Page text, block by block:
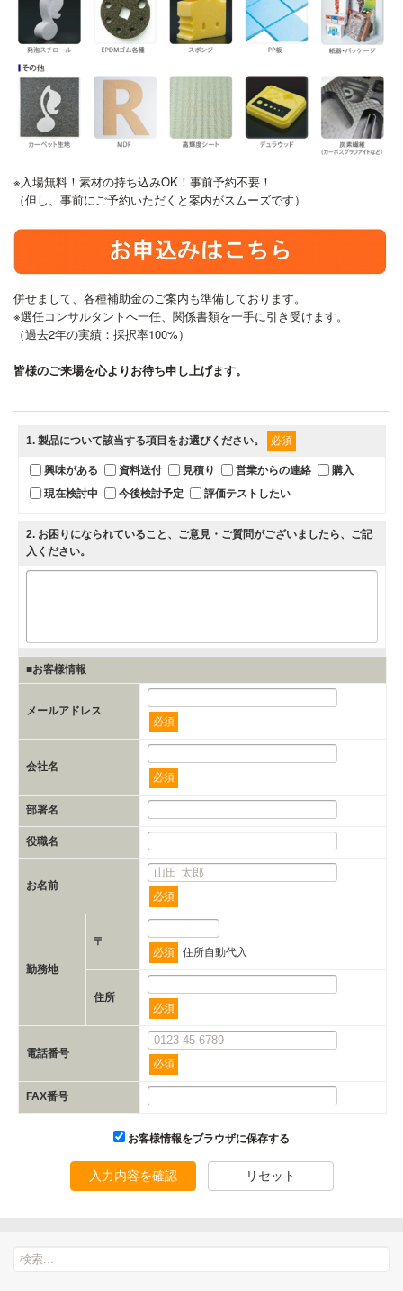
※入場無料！素材の持ち込みOK！事前予約不要！
（但し、事前にご予約いただくと案内がスムーズです）
併せまして、各種補助金のご案内も準備しております。
※選任コンサルタントへ一任、関係書類を一手に引き受けます。
（過去2年の実績：採択率100%）
皆様のご来場を心よりお待ち申し上げます。
1. 製品について該当する項目をお選びください。 必須
興味がある 資料送付 見積り 営業からの連絡
購入
現在検討中
今後検討予定 評価テストしたい
2. お困りになられていること、ご意見・ご質問がございましたら、ご記
入ください。
■お客様情報
メールアドレス
必須
会社名
必須
部署名
役職名
お名前
必須
勤務地
〒
必須
住所自動代入
住所
必須
電話番号
必須
FAX番号
お客様情報をブラウザに保存する
入力内容を確認 リセット